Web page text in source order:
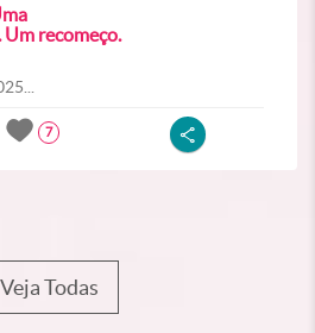
Um recomeço.
7
Veja Todas